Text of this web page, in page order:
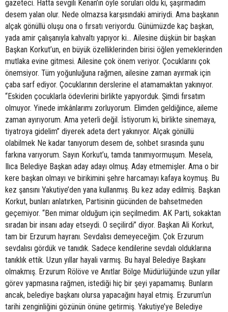
gazeteci. Hatta sevgili Kenan’ın öyle soruları oldu ki, şaşırmadım
desem yalan olur. Nede olmazsa karşısındaki amiriydi. Ama başkanın
alçak gönüllü oluşu ona o fırsatı veriyordu. Günümüzde kaç başkan,
yada amir çalışanıyla kahvaltı yapıyor ki… Ailesine düşkün bir başkan
Başkan Korkut’un, en büyük özelliklerinden birisi öğlen yemeklerinden
mutlaka evine gitmesi. Ailesine çok önem veriyor. Çocuklarını çok
önemsiyor. Tüm yoğunluğuna rağmen, ailesine zaman ayırmak için
çaba sarf ediyor. Çocuklarının derslerine el atamamaktan yakınıyor.
“Eskiden çocuklarla ödevlerini birlikte yapıyorduk. Şimdi fırsatım
olmuyor. Yinede imkânlarımı zorluyorum. Elimden geldiğince, aileme
zaman ayırıyorum. Ama yeterli değil. İstiyorum ki, birlikte sinemaya,
tiyatroya gidelim” diyerek adeta dert yakınıyor. Alçak gönüllü
olabilmek Ne kadar tanıyorum desem de, sohbet sırasında şunu
farkına varıyorum. Sayın Korkut’u, tamda tanımıyormuşum. Mesela,
Ilıca Belediye Başkan aday adayı olmuş. Aday etmemişler. Ama o bir
kere başkan olmayı ve birikimini şehre harcamayı kafaya koymuş. Bu
kez şansını Yakutiye’den yana kullanmış. Bu kez aday edilmiş. Başkan
Korkut, bunları anlatırken, Partisinin gücünden de bahsetmeden
geçemiyor. “Ben mimar olduğum için seçilmedim. AK Parti, sokaktan
sıradan bir insanı aday etseydi. O seçilirdi” diyor. Başkan Ali Korkut,
tam bir Erzurum hayranı. Sevdalısı demeyeceğim. Çok Erzurum
sevdalısı gördük ve tanıdık. Sadece kendilerine sevdalı olduklarına
tanıklık ettik. Uzun yıllar hayali varmış. Bu hayal Belediye Başkanı
olmakmış. Erzurum Rölöve ve Anıtlar Bölge Müdürlüğünde uzun yıllar
görev yapmasına rağmen, istediği hiç bir şeyi yapamamış. Bunların
ancak, belediye başkanı olursa yapacağını hayal etmiş. Erzurum’un
tarihi zenginliğini gözünün önüne getirmiş. Yakutiye’ye Belediye